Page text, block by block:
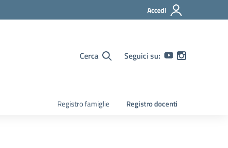
Accedi
Cerca Seguici su:
Registro famiglie Registro docenti